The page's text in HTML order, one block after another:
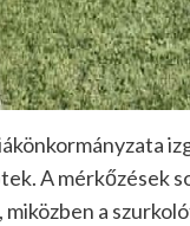
A mérkőzések
a